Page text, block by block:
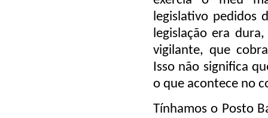
legislativo pedidos
legislação era
vigilante, que
Isso não significa
o que acontece no
Tínhamos o Posto